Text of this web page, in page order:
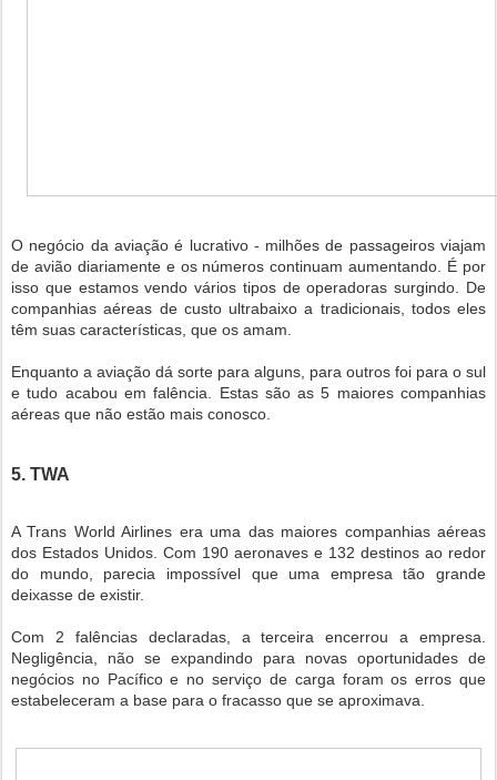
O negócio da aviação é lucrativo - milhões de passageiros viajam
de avião diariamente e os números continuam aumentando. É por
isso que estamos vendo vários tipos de operadoras surgindo. De
companhias aéreas de custo ultrabaixo a tradicionais, todos eles
têm suas características, que os amam.
Enquanto a aviação dá sorte para alguns, para outros foi para o sul
e tudo acabou em falência. Estas são as 5 maiores companhias
aéreas que não estão mais conosco.
5. TWA
A Trans World Airlines era uma das maiores companhias aéreas
dos Estados Unidos. Com 190 aeronaves e 132 destinos ao redor
do mundo, parecia impossível que uma empresa tão grande
deixasse de existir.
Com 2 falências declaradas, a terceira encerrou a empresa.
Negligência, não se expandindo para novas oportunidades de
negócios no Pacífico e no serviço de carga foram os erros que
estabeleceram a base para o fracasso que se aproximava.